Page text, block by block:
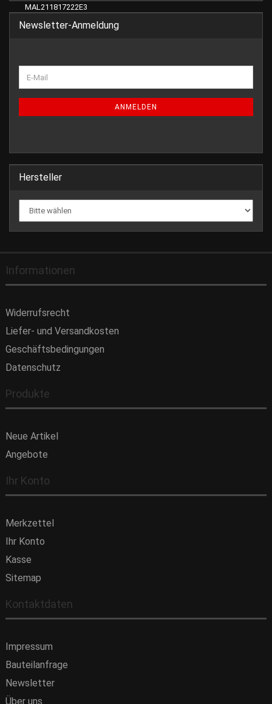
Newsletter-Anmeldung
ZUR
E-
Mail
ANMELDEN
Hersteller
Informationen
Widerrufsrecht
Liefer- und Versandkosten
Geschäftsbedingungen
Datenschutz
Produkte
Neue Artikel
Angebote
Ihr Konto
Merkzettel
Ihr Konto
Kasse
Sitemap
Kontaktdaten
Impressum
Bauteilanfrage
Newsletter
Über uns